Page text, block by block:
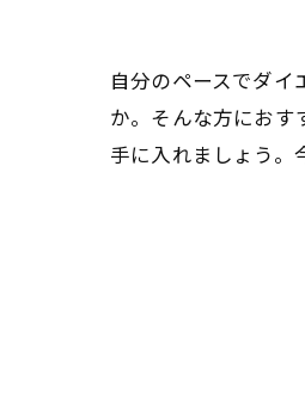
自分のペースでダ
か。そんな方におす
手に入れましょう。